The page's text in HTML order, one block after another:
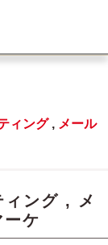
ィング, メール
ィング ,
メ
ーケ